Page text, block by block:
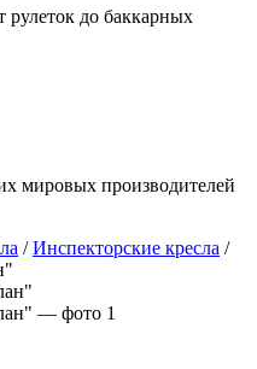
рулеток до баккарных
мировых производителей
/ Инспекторские кресла /